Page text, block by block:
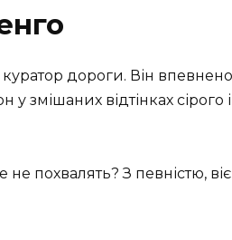
куратор дороги. Він
у змішаних відтінках
не похвалять? З певністю,